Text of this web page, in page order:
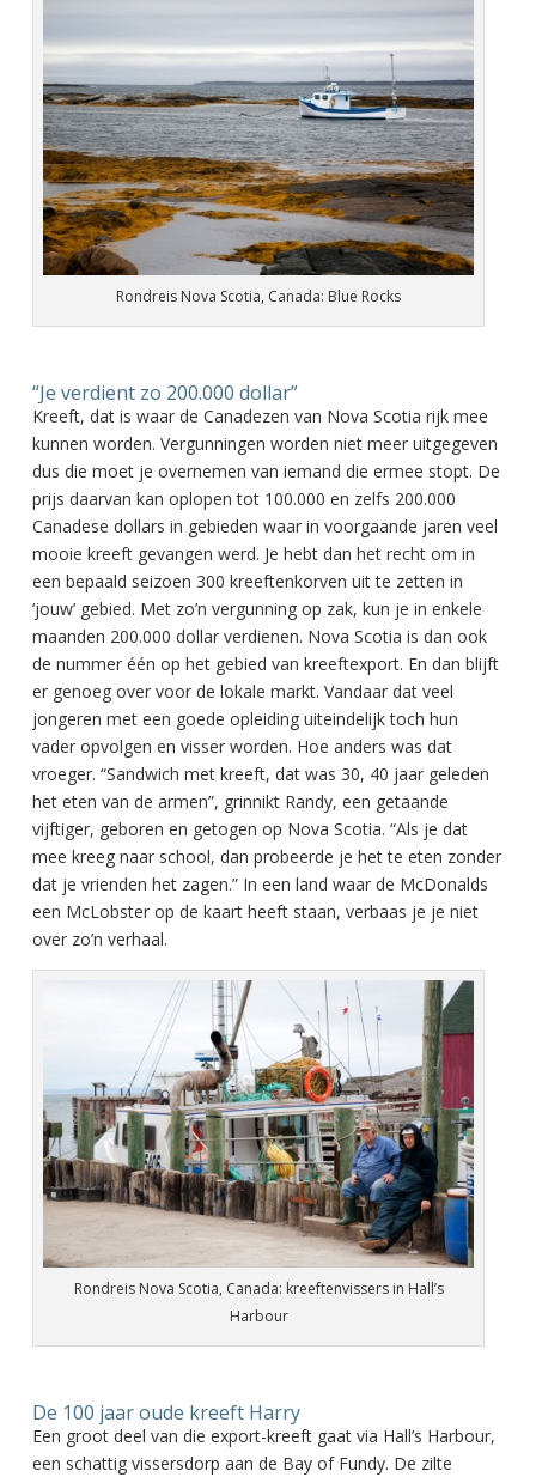
Rondreis Nova Scotia, Canada: Blue Rocks
“Je verdient zo 200.000 dollar”
Kreeft, dat is waar de Canadezen van Nova Scotia rijk mee
kunnen worden. Vergunningen worden niet meer uitgegeven
dus die moet je overnemen van iemand die ermee stopt. De
prijs daarvan kan oplopen tot 100.000 en zelfs 200.000
Canadese dollars in gebieden waar in voorgaande jaren veel
mooie kreeft gevangen werd. Je hebt dan het recht om in
een bepaald seizoen 300 kreeftenkorven uit te zetten in
‘jouw’ gebied. Met zo’n vergunning op zak, kun je in enkele
maanden 200.000 dollar verdienen. Nova Scotia is dan ook
de nummer één op het gebied van kreeftexport. En dan blijft
er genoeg over voor de lokale markt. Vandaar dat veel
jongeren met een goede opleiding uiteindelijk toch hun
vader opvolgen en visser worden. Hoe anders was dat
vroeger. “Sandwich met kreeft, dat was 30, 40 jaar geleden
het eten van de armen”, grinnikt Randy, een getaande
vijftiger, geboren en getogen op Nova Scotia. “Als je dat
mee kreeg naar school, dan probeerde je het te eten zonder
dat je vrienden het zagen.” In een land waar de McDonalds
een McLobster op de kaart heeft staan, verbaas je je niet
over zo’n verhaal.
Rondreis Nova Scotia, Canada: kreeftenvissers in Hall’s
Harbour
De 100 jaar oude kreeft Harry
Een groot deel van die export-kreeft gaat via Hall’s Harbour,
een schattig vissersdorp aan de Bay of Fundy. De zilte